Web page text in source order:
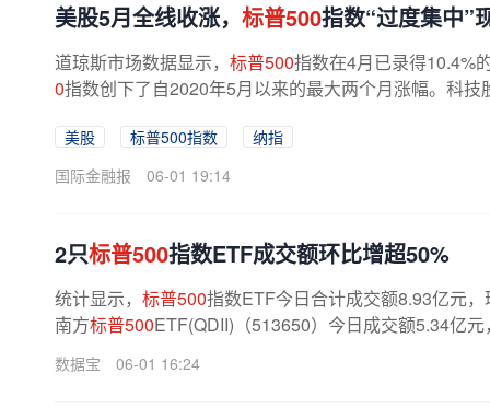
美股5月全线收涨， 标普500指数“过度集中”
道琼斯市场数据显示， 标普500指数在4月已录得10.4%
0指数创下了自2020年5月以来的最大两个月涨幅。科
美股 标普500指数
纳指
国际金融报
06-01 19:14
2只标普500指数ETF成交额环比增超50%
统计显示， 标普500指数ETF今日合计成交额8.93亿元
南方标普500ETF(QDII)（513650）今日成交额5.34亿
数据宝 06-01 16:24